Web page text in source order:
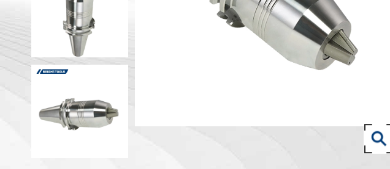
Werkzeug halter Zubehör
DIN 69871-SK Werkzeug halter
DIN 69871-ISO Werkzeug halter
ANSI B 5.50 SCAT/CAT-Werkzeug halter